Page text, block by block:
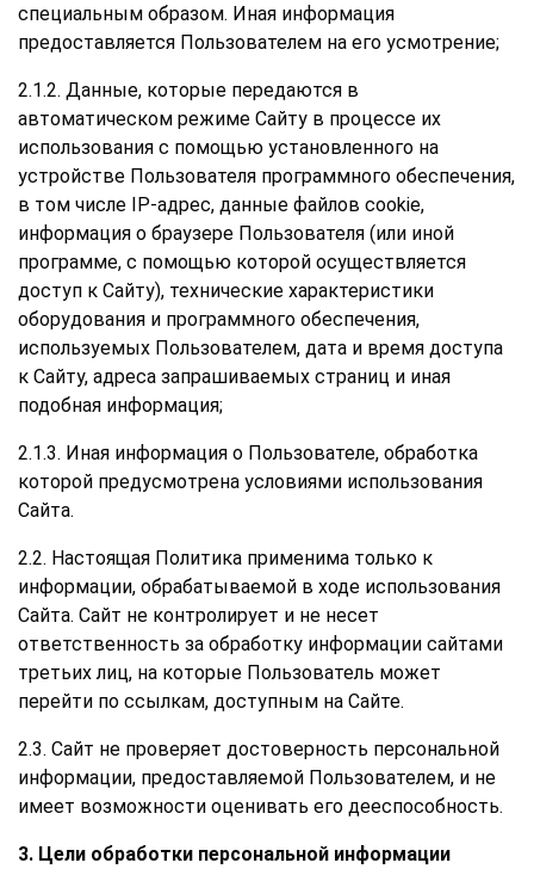
специальным образом. Иная информация
предоставляется Пользователем на его усмотрение;
2.1.2. Данные, которые передаются в
автоматическом режиме Сайту в процессе их
использования с помощью установленного на
устройстве Пользователя программного обеспечения,
в том числе IP-адрес, данные файлов cookie,
информация о браузере Пользователя (или иной
программе, с помощью которой осуществляется
доступ к Сайту), технические характеристики
оборудования и программного обеспечения,
используемых Пользователем, дата и время доступа
к Сайту, адреса запрашиваемых страниц и иная
подобная информация;
2.1.3. Иная информация о Пользователе, обработка
которой предусмотрена условиями использования
Сайта.
2.2. Настоящая Политика применима только к
информации, обрабатываемой в ходе использования
Сайта. Сайт не контролирует и не несет
ответственность за обработку информации сайтами
третьих лиц, на которые Пользователь может
перейти по ссылкам, доступным на Сайте.
2.3. Сайт не проверяет достоверность персональной
информации, предоставляемой Пользователем, и не
имеет возможности оценивать его дееспособность.
3. Цели обработки персональной информации